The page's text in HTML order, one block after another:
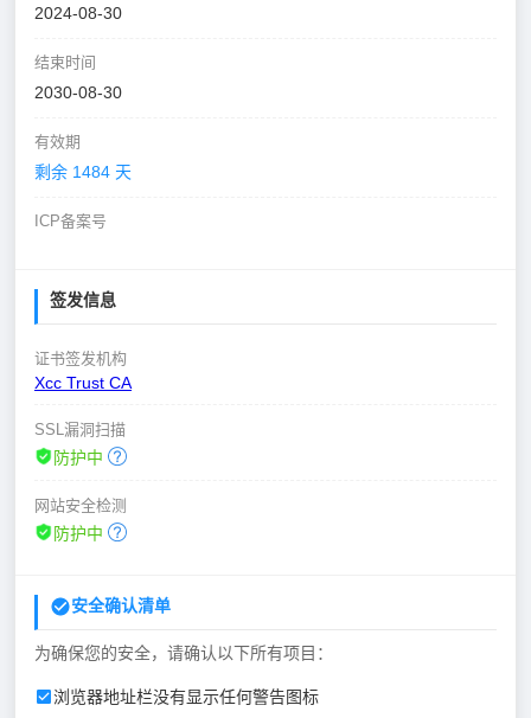
2024-08-30
结束时间
2030-08-30
有效期
剩余 1484 天
ICP备案号
签发信息
证书签发机构
Xcc Trust CA
SSL漏洞扫描
防护中
网站安全检测
防护中
安全确认清单
为确保您的安全，请确认以下所有项目：
浏览器地址栏没有显示任何警告图标